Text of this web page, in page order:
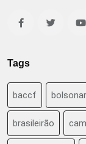
Tags
baccf
brasileirão